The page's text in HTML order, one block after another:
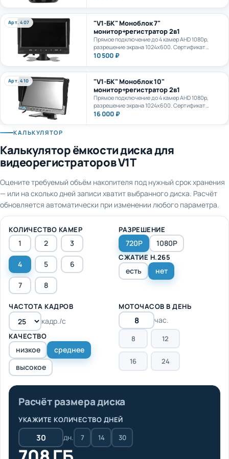
microSD до 1Тб.
Арт. 407
"V1-БК" Моноблок 7"
монитор+регистратор 2в1
Прямое подключение до 4 камер AHD 1080p,
разрешение экрана 1024х600. Сертификат
ПП969.
10 500 ₽
Арт. 410
"V1-БК" Моноблок 10"
монитор+регистратор 2в1
Прямое подключение до 4 камер AHD 1080p,
разрешение экрана 1024х600. Сертификат
ПП969.
16 000 ₽
КАЛЬКУЛЯТОР
Калькулятор ёмкости диска для
видеорегистраторов V1T
— или на сколько дней записи хватит выбранного диска. Расчёт
обновляется автоматически при изменении любого параметра.
1 2 3
4 5 6
7 8
720P 1080P
СЖАТИЕ H.265
есть нет
КАЧЕСТВО
низкое
среднее
высокое
Расчёт размера диска
7 14 30
708 ГБ